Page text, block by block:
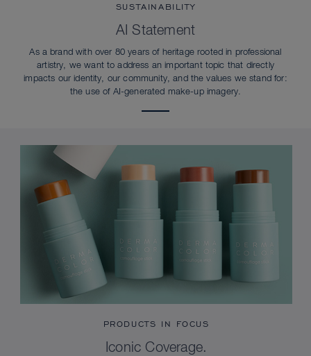
SUSTAINABILITY
AI Statement
As a brand with over 80 years of heritage rooted in professional
artistry, we want to address an important topic that directly
impacts our identity, our community, and the values we stand for:
the use of AI-generated make-up imagery.
PRODUCTS IN FOCUS
Iconic Coverage.